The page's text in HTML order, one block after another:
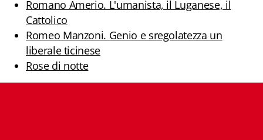
Romano Amerio. L'umanista, il Luganese, il
Cattolico
Romeo Manzoni. Genio e sregolatezza un
liberale ticinese
Rose di notte
iQuaderni - fondazioneculturalecollinadoro
Istituzioni - Società - Cittadini
Jus Helveticum
Libella